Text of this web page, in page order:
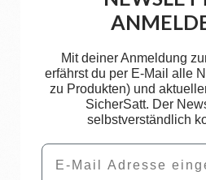
Mit deiner Anmeldung
erfährst du per E-Mail alle
zu Produkten) und
SicherSatt. Der
selbstverständlich
Email